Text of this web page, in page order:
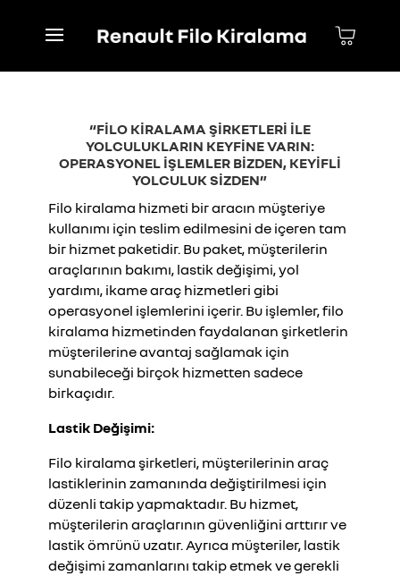
“FİLO KİRALAMA ŞİRKETLERİ İLE
YOLCULUKLARIN KEYFİNE VARIN:
OPERASYONEL İŞLEMLER BİZDEN, KEYİFLİ
YOLCULUK SİZDEN”
Filo kiralama hizmeti bir aracın müşteriye
kullanımı için teslim edilmesini de içeren tam
bir hizmet paketidir. Bu paket, müşterilerin
araçlarının bakımı, lastik değişimi, yol
yardımı, ikame araç hizmetleri gibi
operasyonel işlemlerini içerir. Bu işlemler, filo
kiralama hizmetinden faydalanan şirketlerin
müşterilerine avantaj sağlamak için
sunabileceği birçok hizmetten sadece
birkaçıdır.
Lastik Değişimi:
Filo kiralama şirketleri, müşterilerinin araç
lastiklerinin zamanında değiştirilmesi için
düzenli takip yapmaktadır. Bu hizmet,
müşterilerin araçlarının güvenliğini arttırır ve
lastik ömrünü uzatır. Ayrıca müşteriler, lastik
değişimi zamanlarını takip etmek ve gerekli